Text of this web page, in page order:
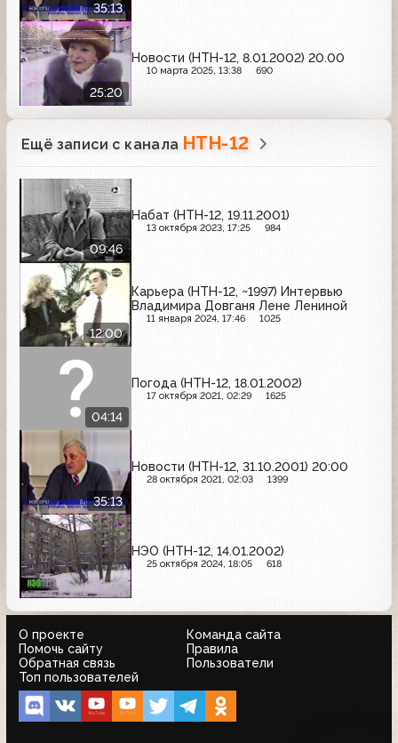
35:13
25:20
Новости (НТН-12, 8.01.2002) 20.00
10 марта 2025, 13:38 690
Ещё записи с канала НТН-12
09:46
Набат (НТН-12, 19.11.2001)
13 октября 2023, 17:25 984
12:00
Карьера (НТН-12, ~1997) Интервью
Владимира Довганя Лене Лениной
11 января 2024, 17:46 1025
04:14
Погода (НТН-12, 18.01.2002)
17 октября 2021, 02:29 1625
35:13
Новости (НТН-12, 31.10.2001) 20:00
28 октября 2021, 02:03 1399
НЭО (НТН-12, 14.01.2002)
25 октября 2024, 18:05 618
О проекте
Команда сайта
Помочь сайту
Правила
Обратная связь
Пользователи
Топ пользователей